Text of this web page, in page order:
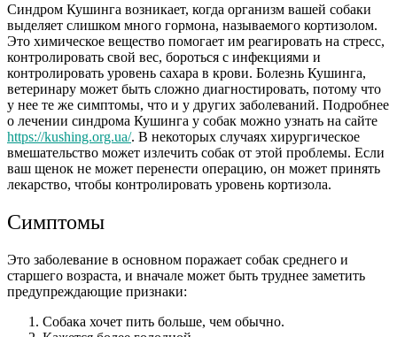
Синдром Кушинга возникает, когда организм вашей собаки
выделяет слишком много гормона, называемого кортизолом.
Это химическое вещество помогает им реагировать на стресс,
контролировать свой вес, бороться с инфекциями и
контролировать уровень сахара в крови. Болезнь Кушинга,
ветеринару может быть сложно диагностировать, потому что
у нее те же симптомы, что и у других заболеваний. Подробнее
о лечении синдрома Кушинга у собак можно узнать на сайте
https://kushing.org.ua/. В некоторых случаях хирургическое
вмешательство может излечить собак от этой проблемы. Если
ваш щенок не может перенести операцию, он может принять
лекарство, чтобы контролировать уровень кортизола.
Симптомы
Это заболевание в основном поражает собак среднего и
старшего возраста, и вначале может быть труднее заметить
предупреждающие признаки:
Собака хочет пить больше, чем обычно.